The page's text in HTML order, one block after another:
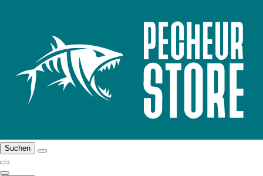
Suchen